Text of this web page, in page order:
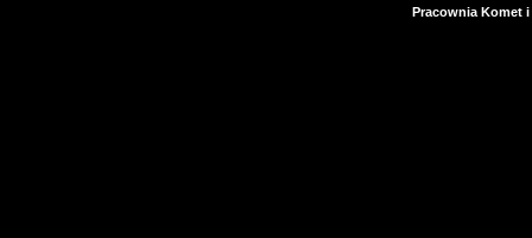
Pracownia Komet